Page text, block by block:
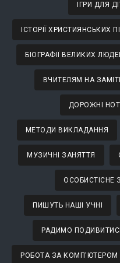
ІГРИ ДЛЯ
ІСТОРІЇ ХРИСТИЯНСЬКИХ
БІОГРАФІЇ ВЕЛИКИХ
ВЧИТЕЛЯМ НА
ДОРОЖНІ
МЕТОДИ ВИКЛАДАННЯ
МУЗИЧНІ ЗАНЯТТЯ
ОСОБИСТІСНЕ
ПИШУТЬ НАШІ УЧНІ
РАДИМО
РОБОТА ЗА КОМП'ЮТЕРОМ